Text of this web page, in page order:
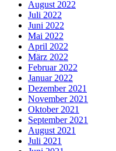
August 2022
Juli 2022
Juni 2022
Mai 2022
April 2022
März 2022
Februar 2022
Januar 2022
Dezember 2021
November 2021
Oktober 2021
September 2021
August 2021
Juli 2021